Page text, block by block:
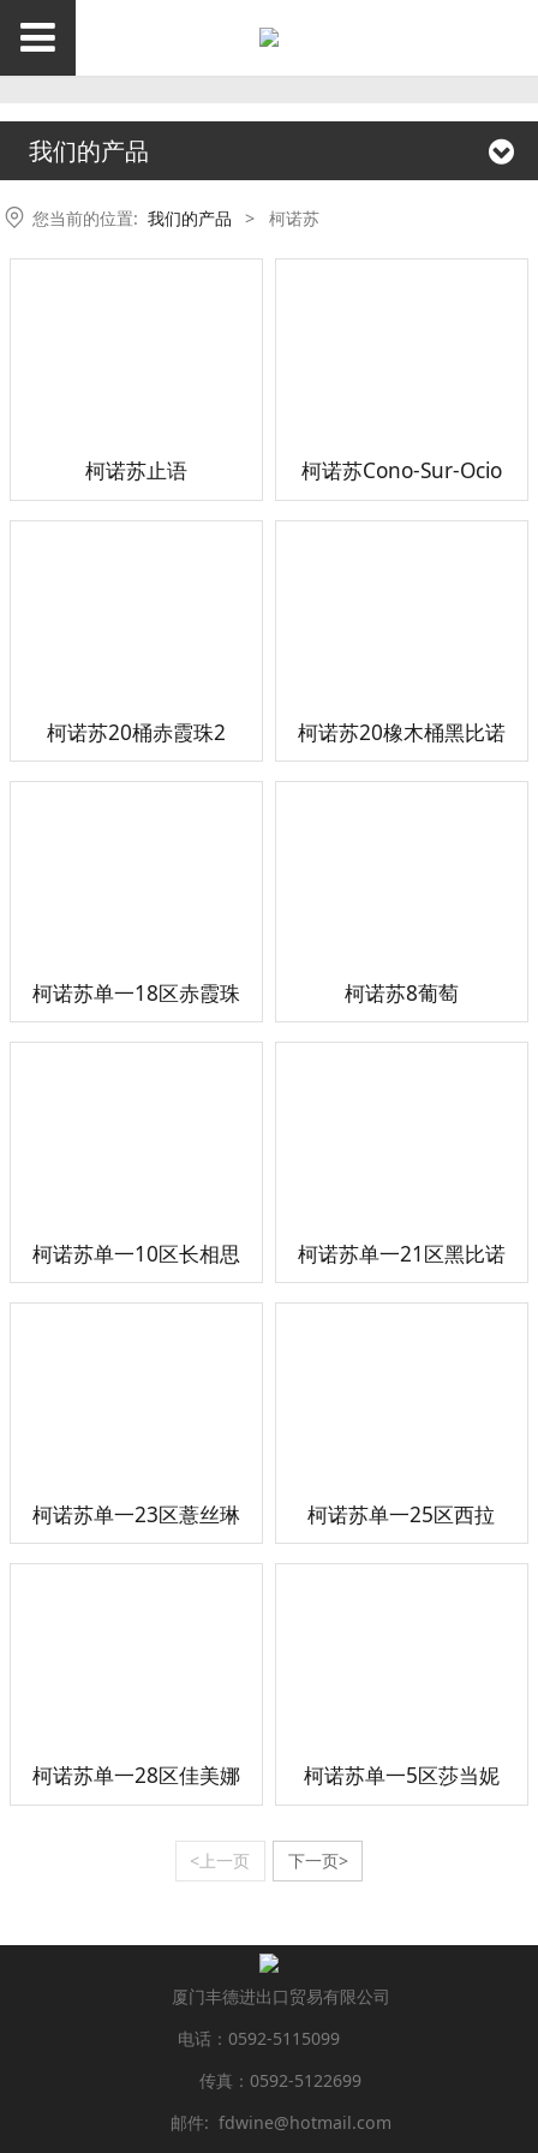
我们的产品
您当前的位置:我们的产品 > 柯诺苏
柯诺苏止语 柯诺苏Cono-Sur-Ocio
柯诺苏20桶赤霞珠2 柯诺苏20橡木桶黑比诺
柯诺苏单一18区赤霞珠 柯诺苏8葡萄
柯诺苏单一10区长相思 柯诺苏单一21区黑比诺
柯诺苏单一23区薏丝琳 柯诺苏单一25区西拉
柯诺苏单一28区佳美娜 柯诺苏单一5区莎当妮
<上一页 下一页>
厦门丰德进出口贸易有限公司
电话：0592-5115099
传真：0592-5122699
邮件: fdwine@hotmail.com